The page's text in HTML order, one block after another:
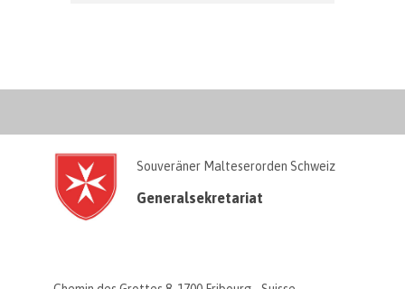
Souveräner Malteserorden Schweiz
Generalsekretariat